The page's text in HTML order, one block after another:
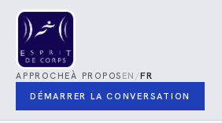
APPROCHEÀ PROPOS EN /FR
DÉMARRER LA CONVERSATION